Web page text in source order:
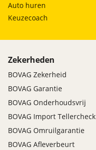
Auto huren
Keuzecoach
Zekerheden
BOVAG Zekerheid
BOVAG Garantie
BOVAG Onderhoudsvrij
BOVAG Import Tellercheck
BOVAG Omruilgarantie
BOVAG Afleverbeurt